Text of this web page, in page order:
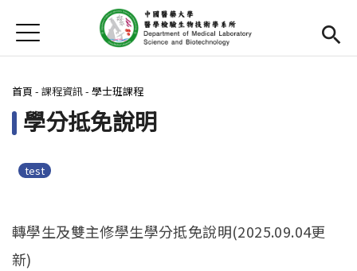
首頁
首頁
最新消息
Open submenu (系所介紹)
系所介紹
系所團隊
Open submenu (學生專區)
學生專區
Jump to Navigation
Jump to Main content
您在這裡
首頁 - 課程資訊- 學士班課程
學分抵免說明
test
轉學生及雙主修學生學分抵免說明(2025.09.04更
新)